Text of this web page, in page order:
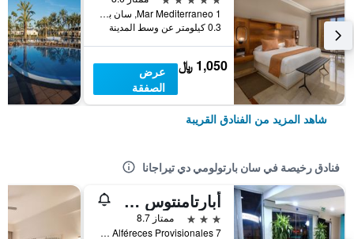
Mar Mediterraneo 1, سان بارتولومي دي تيراجانا, كناريا الكبرى, أسبانيا
0.3 كيلومتر عن وسط المدينة
1,050 ﷼
عرض
الصفقة
شاهد المزيد من الفنادق القريبة
فنادق رخيصة في سان بارتولومي دي تيراجانا
أبارتامنتوس لاس جوندولاس
3 نجوم
ممتاز 8.7
Avenida Alféreces Provisionales 7, سان بارتولومي دي تيراجانا, كناريا الكبرى, أسبانيا